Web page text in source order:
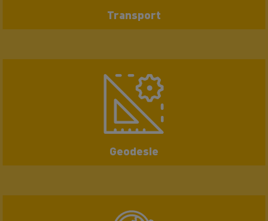
Transport
Geodesie